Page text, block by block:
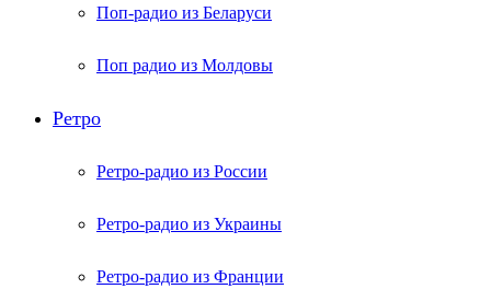
Поп-радио из Беларуси
Поп радио из Молдовы
Ретро
Ретро-радио из России
Ретро-радио из Украины
Ретро-радио из Франции